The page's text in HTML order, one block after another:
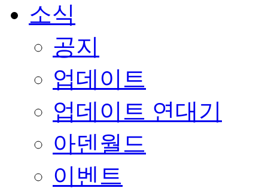
소식
공지
업데이트
업데이트 연대기
아덴월드
이벤트